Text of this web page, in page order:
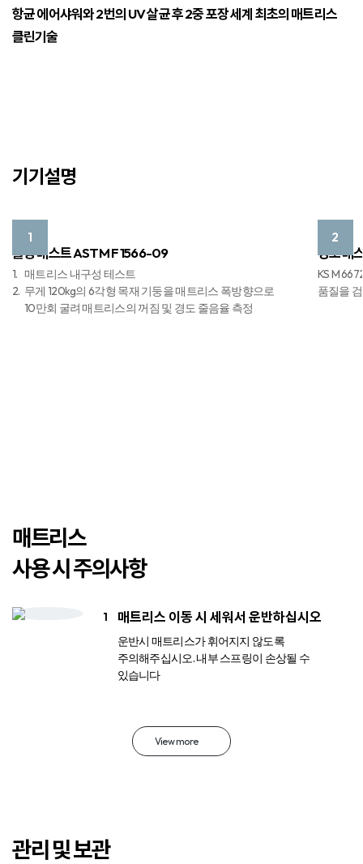
항균 에어샤워와 2번의 UV 살균 후 2중 포장세계 최초의 매트리스
클린기술
기기설명
1
롤링 테스트 ASTM F 1566-09
1. 매트리스 내구성 테스트
2. 무게 120kg의 6각형 목재 기둥을 매트리스 폭방향으로
10만회 굴려 매트리스의 꺼짐 및 경도 줄음율 측정
2
경도 테
KS M
품질을
매트리스
사용 시 주의사항
매트리스 이동 시 세워서 운반하십시오
운반시 매트리스가 휘어지지 않도록
주의해주십시오. 내부 스프링이 손상될 수
있습니다
View more
관리 및 보관